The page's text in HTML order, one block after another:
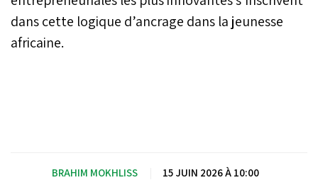
dans cette logique d’ancrage dans la jeunesse
africaine.
BRAHIM MOKHLISS 15 JUIN 2026 À 10:00